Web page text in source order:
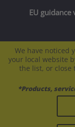
We have noticed
your local website
the list, or close
*Products,
EU